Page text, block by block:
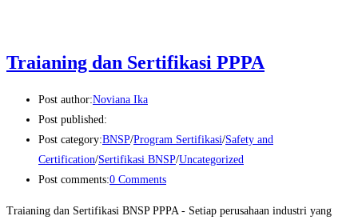
Traianing dan Sertifikasi PPPA
Post author:Noviana Ika
Post published:
Post category:BNSP/Program Sertifikasi/Safety and
Certification/Sertifikasi BNSP/Uncategorized
Post comments:0 Comments
Traianing dan Sertifikasi BNSP PPPA - Setiap perusahaan industri yang